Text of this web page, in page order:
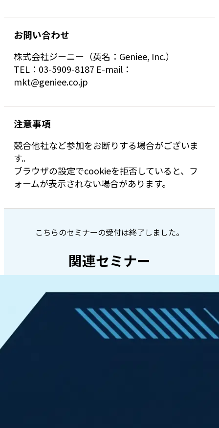
お問い合わせ
株式会社ジーニー（英名：Geniee, Inc.）
TEL：03-5909-8187 E-mail：
mkt@geniee.co.jp
注意事項
競合他社など参加をお断りする場合がございま
す。
ブラウザの設定でcookieを拒否していると、フ
ォームが表示されない場合があります。
こちらのセミナーの受付は終了しました。
関連セミナー